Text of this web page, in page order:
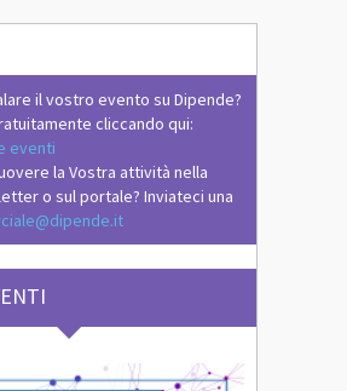
il vostro evento su Dipende?
cliccando qui:
eventi
la Vostra attività nella
o sul portale? Inviateci una